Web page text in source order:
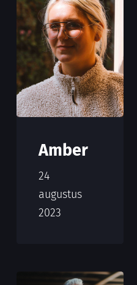
Amber
24
augustus
2023